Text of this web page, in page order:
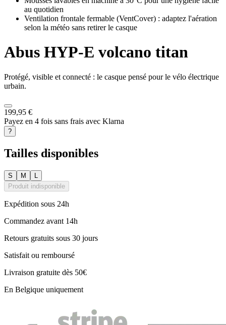
au quotidien
Ventilation frontale fermable (VentCover) : adaptez l'aération
selon la météo sans retirer le casque
Abus HYP-E volcano titan
Protégé, visible et connecté : le casque pensé pour le vélo électrique
urbain.
199,95 €
Payez en 4 fois sans frais avec Klarna
?
Tailles disponibles
S M
L
Produit indisponible
Expédition sous 24h
Commandez avant 14h
Retours gratuits sous 30 jours
Satisfait ou remboursé
Livraison gratuite dès 50€
En Belgique uniquement